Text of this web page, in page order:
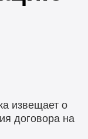
извещает о
договора на